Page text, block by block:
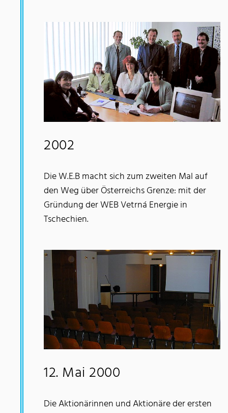
2002
Die W.E.B macht sich zum zweiten Mal auf
den Weg über Österreichs Grenze: mit der
Gründung der WEB Vetrná Energie in
Tschechien.
12. Mai 2000
Die Aktionärinnen und Aktionäre der ersten